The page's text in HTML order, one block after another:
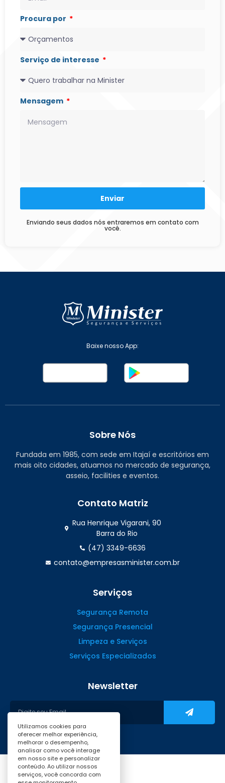
Procura por
Serviço de interesse
Mensagem
Enviar
Enviando seus dados nós entraremos em contato com
você.
Baixe nosso App:
Sobre Nós
Fundada em 1985, com sede em Itajaí e escritórios em
mais oito cidades, atuamos no mercado de segurança,
asseio, facilities e eventos.
Contato Matriz
Rua Henrique Vigarani, 90
Barra do Rio
(47) 3349-6636
contato@empresasminister.com.br
Serviços
Segurança Remota
Segurança Presencial
Limpeza e Serviços
Serviços Especializados
Newsletter
Utilizamos cookies para
oferecer melhor experiência,
melhorar o desempenho,
analisar como você interage
em nosso site e personalizar
conteúdo. Ao utilizar nossos
serviços, você concorda com